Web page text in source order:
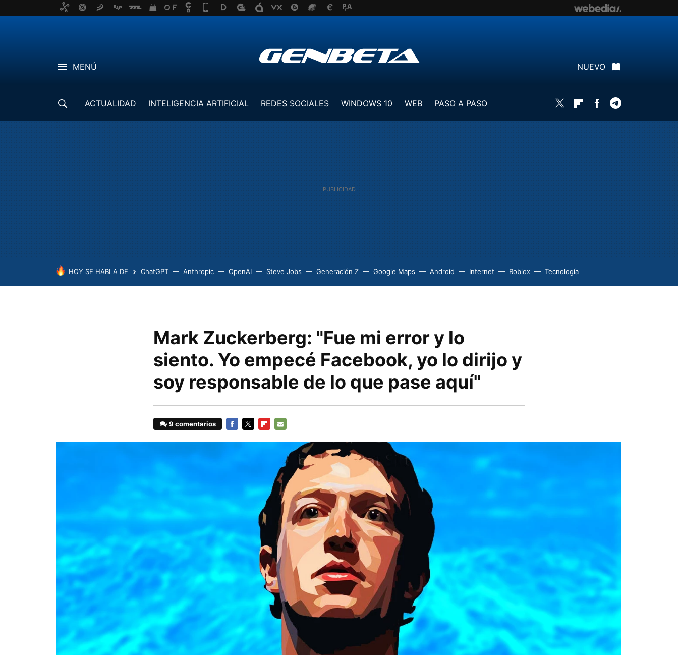
MENÚ NUEVO
ACTUALIDAD INTELIGENCIA ARTIFICIAL REDES SOCIALES WINDOWS 10 WEB
PASO A PASO
Twitter FlipboardFacebook
HOY SE HABLA DE ChatGPT Anthropic OpenAI Steve Jobs Generación Z Google Maps Android Internet Roblox Tecnología
Mark Zuckerberg: "Fue mi error y lo
siento. Yo empecé Facebook, yo lo dirijo y
soy responsable de lo que pase aquí"
9 comentarios